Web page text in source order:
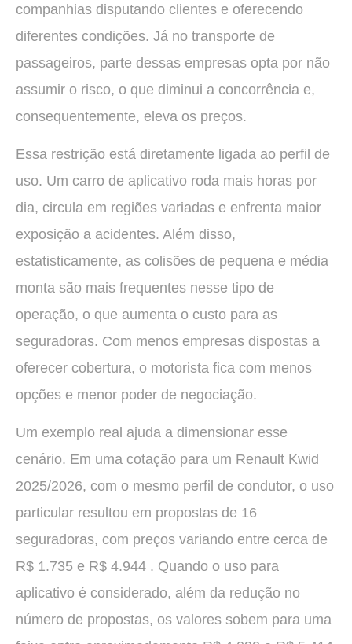
companhias disputando clientes e oferecendo
diferentes condições. Já no transporte de
passageiros, parte dessas empresas opta por não
assumir o risco, o que diminui a concorrência e,
consequentemente, eleva os preços.
Essa restrição está diretamente ligada ao perfil de
uso. Um carro de aplicativo roda mais horas por
dia, circula em regiões variadas e enfrenta maior
exposição a acidentes. Além disso,
estatisticamente, as colisões de pequena e média
monta são mais frequentes nesse tipo de
operação, o que aumenta o custo para as
seguradoras. Com menos empresas dispostas a
oferecer cobertura, o motorista fica com menos
opções e menor poder de negociação.
Um exemplo real ajuda a dimensionar esse
cenário. Em uma cotação para um Renault Kwid
2025/2026, com o mesmo perfil de condutor, o uso
particular resultou em propostas de 16
seguradoras, com preços variando entre cerca de
R$ 1.735 e R$ 4.944 . Quando o uso para
aplicativo é considerado, além da redução no
número de propostas, os valores sobem para uma